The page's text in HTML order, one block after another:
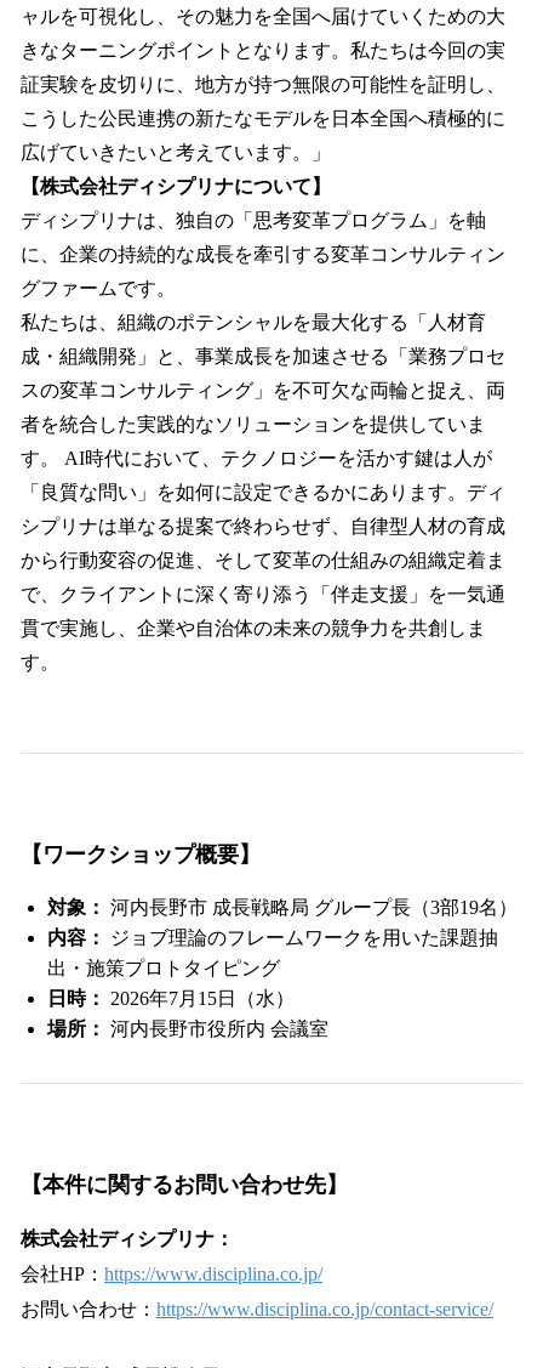
ャルを可視化し、その魅力を全国へ届けていくための大
きなターニングポイントとなります。私たちは今回の実
証実験を皮切りに、地方が持つ無限の可能性を証明し、
こうした公民連携の新たなモデルを日本全国へ積極的に
広げていきたいと考えています。」
【株式会社ディシプリナについて】
ディシプリナは、独自の「思考変革プログラム」を軸
に、企業の持続的な成長を牽引する変革コンサルティン
グファームです。
私たちは、組織のポテンシャルを最大化する「人材育
成・組織開発」と、事業成長を加速させる「業務プロセ
スの変革コンサルティング」を不可欠な両輪と捉え、両
者を統合した実践的なソリューションを提供していま
す。 AI時代において、テクノロジーを活かす鍵は人が
「良質な問い」を如何に設定できるかにあります。ディ
シプリナは単なる提案で終わらせず、自律型人材の育成
から行動変容の促進、そして変革の仕組みの組織定着ま
で、クライアントに深く寄り添う「伴走支援」を一気通
貫で実施し、企業や自治体の未来の競争力を共創しま
す。
【ワークショップ概要】
対象： 河内長野市 成長戦略局 グループ長（3部19名）
内容：
ジョブ理論のフレームワークを用いた課題抽
出・施策プロトタイピング
日時：
2026年7月15日（水）
場所： 河内長野市役所内 会議室
【本件に関するお問い合わせ先】
株式会社ディシプリナ：
会社HP： https://www.disciplina.co.jp/
お問い合わせ： https://www.disciplina.co.jp/contact-service/